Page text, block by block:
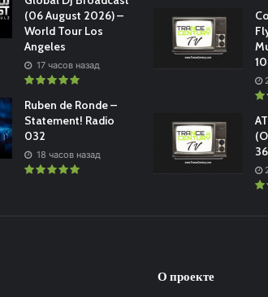
(06 August 2026) –
World Tour Los
Angeles
17 часов назад
Ruben de Ronde –
Statement! Radio
032
18 часов назад
О проекте